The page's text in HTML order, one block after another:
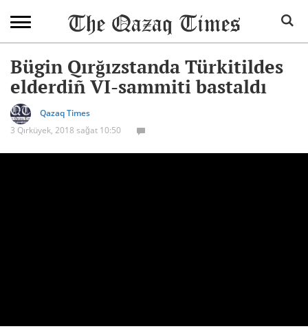
Bügin Qırğızstanda Türkitildes
elderdiñ VI-sammiti bastaldı
Qazaq Times
3 Qırküyek, 2018 sağat 10:50